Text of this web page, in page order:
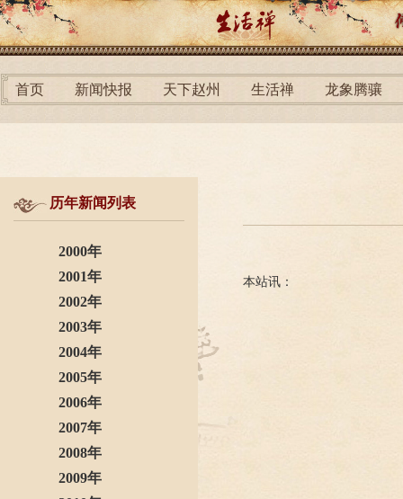
首页 新闻快报 天下赵州 生活禅 龙象腾骧
历年新闻列表
2000年
2001年
2002年
2003年
2004年
2005年
2006年
2007年
2008年
2009年
本站讯：